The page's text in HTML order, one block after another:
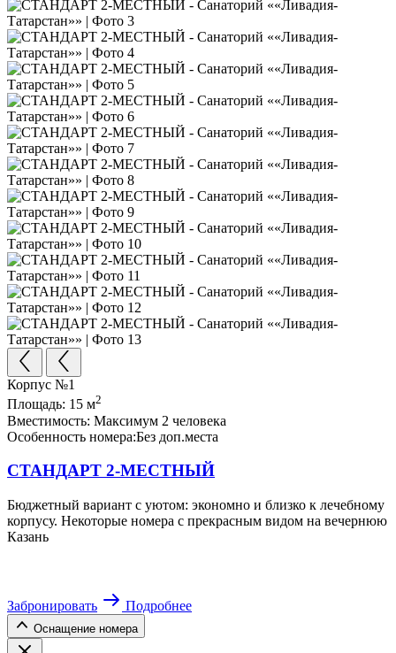
Корпус №1
Площадь: 15 м2
Вместимость: Максимум 2 человека
Особенность номера:Без доп.места
СТАНДАРТ 2-МЕСТНЫЙ
Бюджетный вариант с уютом: экономно и близко к лечебному
корпусу. Некоторые номера с прекрасным видом на вечернюю
Казань
Забронировать Подробнее
Оснащение номера